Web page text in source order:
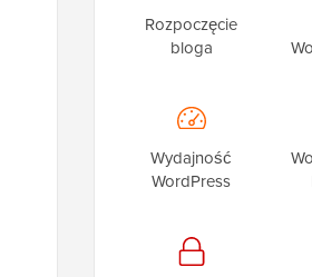
Rozpoczęcie
bloga
Wydajność
WordPress